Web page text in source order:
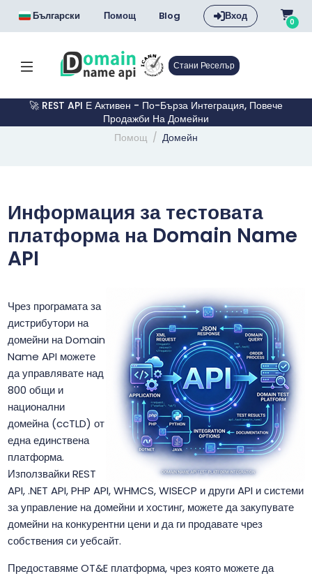
Български Помощ Blog Вход 0
Стани Реселър
🚀 REST API Е Активен - По-Бърза Интеграция, Повече
Продажби На Домейни
Помощ
Домейн
Информация за тестовата
платформа на Domain Name
API
Чрез програмата за
дистрибутори на
домейни на Domain
Name API можете
да управлявате над
800 общи и
национални
домейна (ccTLD) от
една единствена
платформа.
Използвайки REST
API, .NET API, PHP API, WHMCS, WISECP и други API и системи
за управление на домейни и хостинг, можете да закупувате
домейни на конкурентни цени и да ги продавате чрез
собствения си уебсайт.
Предоставяме OT&E платформа, чрез която можете да